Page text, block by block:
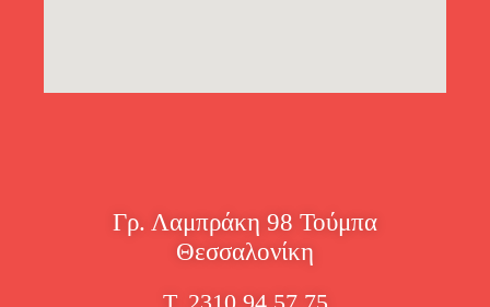
Γρ. Λαμπράκη 98 Τούμπα
Θεσσαλονίκη